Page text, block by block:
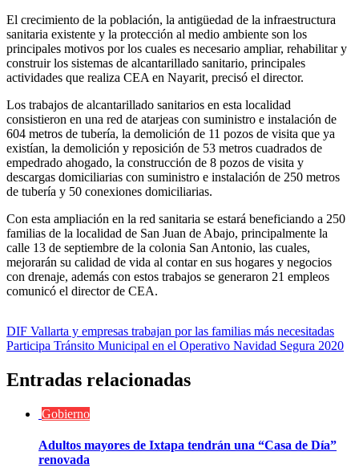
El crecimiento de la población, la antigüedad de la infraestructura
sanitaria existente y la protección al medio ambiente son los
principales motivos por los cuales es necesario ampliar, rehabilitar y
construir los sistemas de alcantarillado sanitario, principales
actividades que realiza CEA en Nayarit, precisó el director.
Los trabajos de alcantarillado sanitarios en esta localidad
consistieron en una red de atarjeas con suministro e instalación de
604 metros de tubería, la demolición de 11 pozos de visita que ya
existían, la demolición y reposición de 53 metros cuadrados de
empedrado ahogado, la construcción de 8 pozos de visita y
descargas domiciliarias con suministro e instalación de 250 metros
de tubería y 50 conexiones domiciliarias.
Con esta ampliación en la red sanitaria se estará beneficiando a 250
familias de la localidad de San Juan de Abajo, principalmente la
calle 13 de septiembre de la colonia San Antonio, las cuales,
mejorarán su calidad de vida al contar en sus hogares y negocios
con drenaje, además con estos trabajos se generaron 21 empleos
comunicó el director de CEA.
Navegación
de
entradas
DIF Vallarta y empresas trabajan por las familias más necesitadas
Participa Tránsito Municipal en el Operativo Navidad Segura 2020
Entradas relacionadas
Gobierno
Adultos mayores de Ixtapa tendrán una “Casa de Día”
renovada